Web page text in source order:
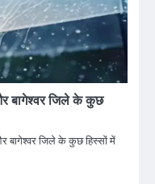
बागेश्वर जिले के कुछ
बागेश्वर जिले के कुछ हिस्सों में